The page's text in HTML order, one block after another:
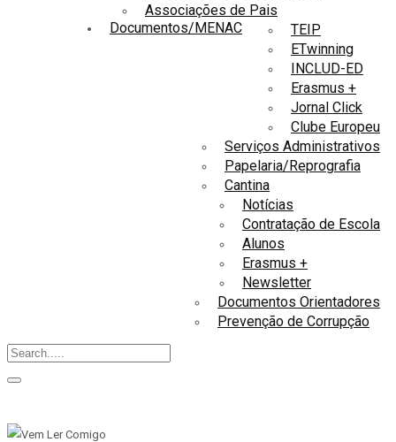
Associações de Pais
TEIP
ETwinning
INCLUD-ED
Erasmus +
Jornal Click
Clube Europeu
Serviços Administrativos
Papelaria/Reprografia
Cantina
Notícias
Contratação de Escola
Alunos
Erasmus +
Newsletter
Documentos/MENAC
Documentos Orientadores
Prevenção de Corrupção